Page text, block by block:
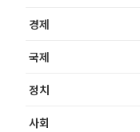
경제
국제
정치
사회